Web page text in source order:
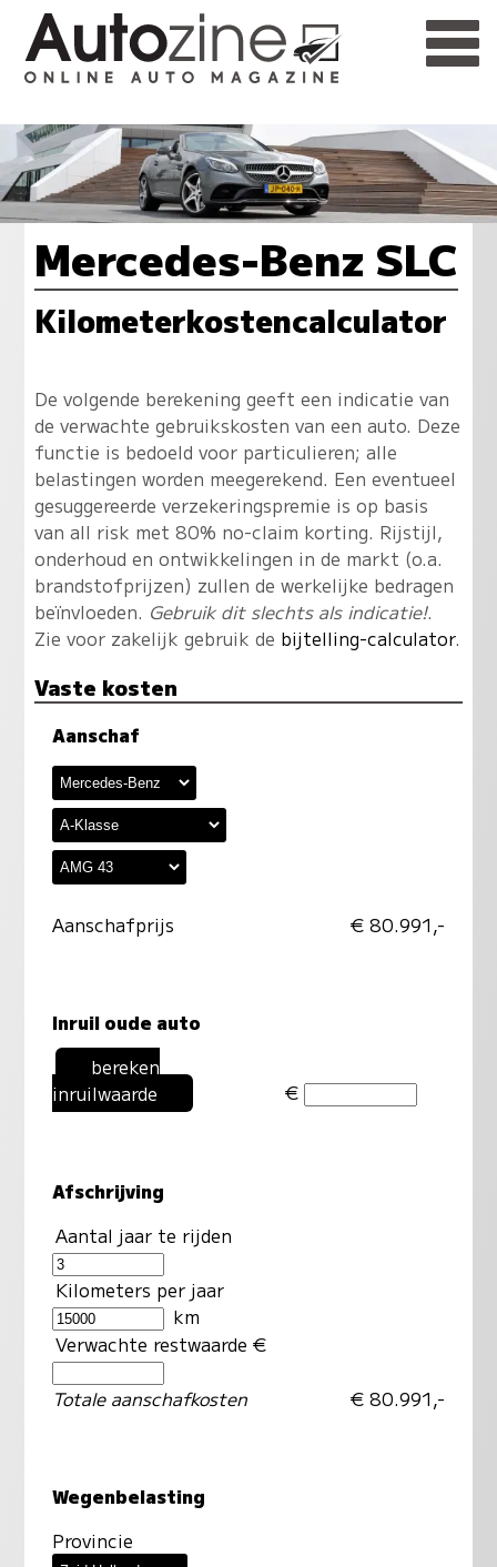
Mercedes-Benz SLC
Kilometerkostencalculator
De volgende berekening geeft een indicatie van
de verwachte gebruikskosten van een auto. Deze
functie is bedoeld voor particulieren; alle
belastingen worden meegerekend. Een eventueel
gesuggereerde verzekeringspremie is op basis
van all risk met 80% no-claim korting. Rijstijl,
onderhoud en ontwikkelingen in de markt (o.a.
brandstofprijzen) zullen de werkelijke bedragen
beïnvloeden. Gebruik dit slechts als indicatie!.
Zie voor zakelijk gebruik de bijtelling-calculator.
Vaste kosten
Aanschaf
Aanschafprijs € 80.991,-
Inruil oude auto
bereken
inruilwaarde
€
Afschrijving
Aantal jaar te rijden
Kilometers per jaar
km
Verwachte restwaarde €
Totale aanschafkosten € 80.991,-
Wegenbelasting
Provincie